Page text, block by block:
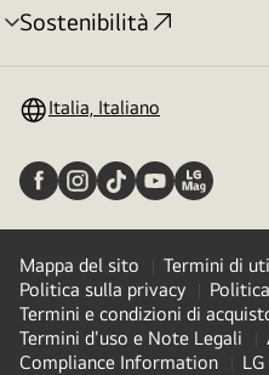
Sostenibilità
Attivazione
Italia, Italiano
Mappa del sito
Termini di
Politica sulla privacy
Termini e condizioni di
Termini d'uso e Note Legali
Compliance Information